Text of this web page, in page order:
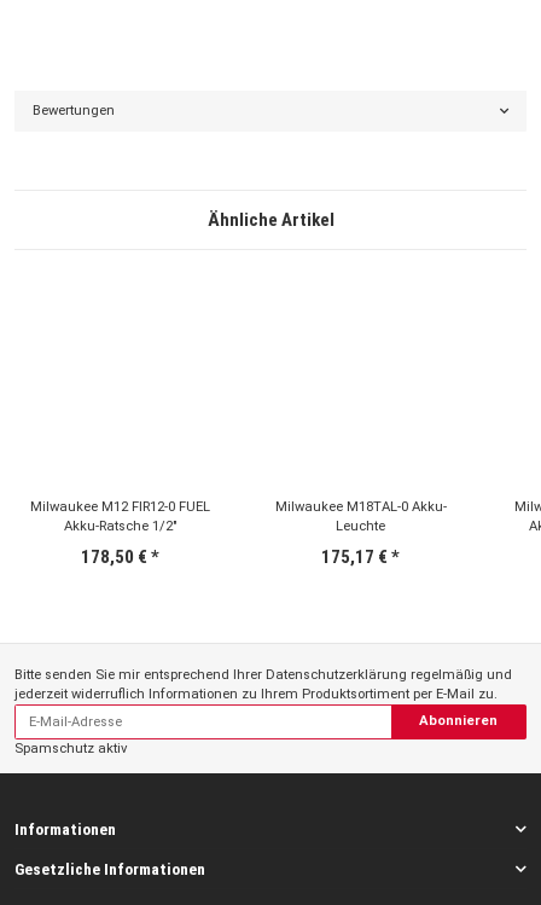
Bewertungen
Ähnliche Artikel
Milwaukee M12 FIR12-0 FUEL
Akku-Ratsche 1/2"
178,50 € *
Milwaukee M18TAL-0 Akku-
Leuchte
175,17 € *
Bitte senden Sie mir entsprechend Ihrer Datenschutzerklärung regelmäßig und
jederzeit widerruflich Informationen zu Ihrem Produktsortiment per E-Mail zu.
Abonnieren
Spamschutz aktiv
Informationen
Gesetzliche Informationen